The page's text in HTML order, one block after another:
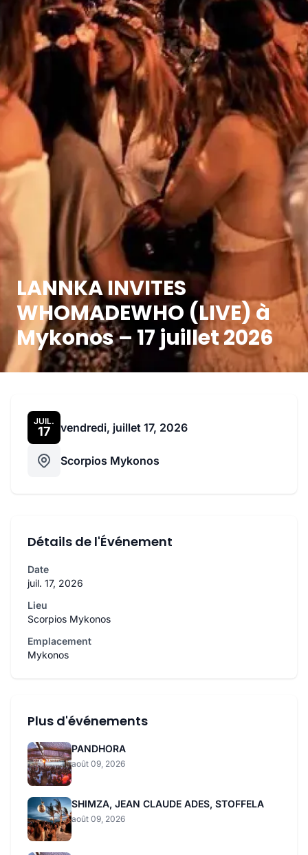
LANNKA INVITES
WHOMADEWHO (LIVE) à
Mykonos – 17 juillet 2026
JUIL.
17 vendredi, juillet 17, 2026
Scorpios Mykonos
Détails de l'Événement
Date
juil. 17, 2026
Lieu
Scorpios Mykonos
Emplacement
Mykonos
Plus d'événements
PANDHORA
août 09, 2026
SHIMZA, JEAN CLAUDE ADES, STOFFELA
août 09, 2026